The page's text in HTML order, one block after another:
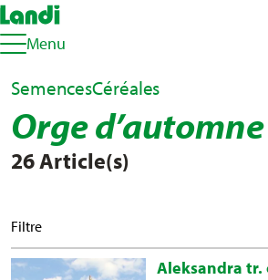
Menu
SemencesCéréales
Orge d’automne
26 Article(s)
Filtre
Aleksandra tr.